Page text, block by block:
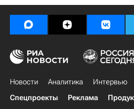
Новости Аналитика Интервью
Спецпроекты
Реклама